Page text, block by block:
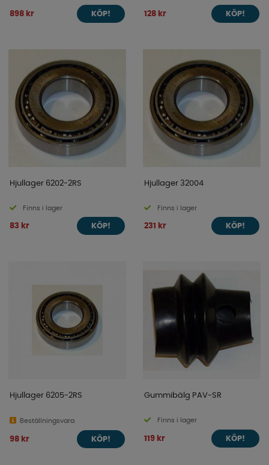
898 kr KÖP! 128 kr KÖP!
Hjullager 6202-2RS
Finns i lager
83 kr KÖP!
Hjullager 32004
Finns i lager
231 kr KÖP!
Hjullager 6205-2RS
Beställningsvara
98 kr KÖP!
Gummibälg PAV-SR
Finns i lager
119 kr KÖP!